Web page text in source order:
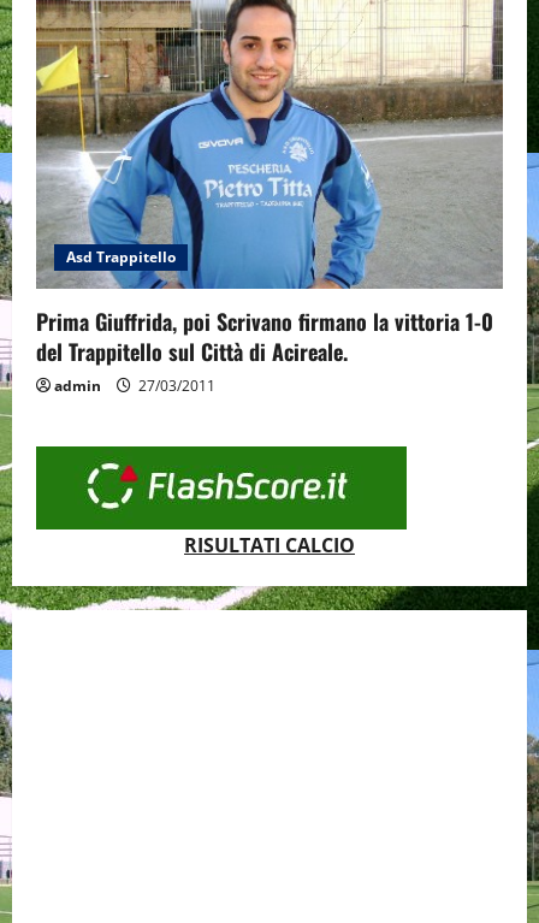
Asd Trappitello
Prima Giuffrida, poi Scrivano firmano la vittoria 1-0
del Trappitello sul Città di Acireale.
admin 27/03/2011
RISULTATI CALCIO